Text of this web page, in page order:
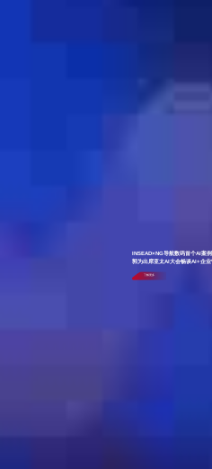
INSEAD×NG导航数码首个AI案
郭为出席亚太AI大会畅谈AI+企业
了解更多